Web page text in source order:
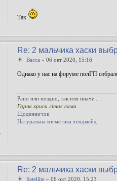
Так
Re: 2 мальчика хаски
Bacca » 06 окт 2020, 15:16
Однако у нас на форуме полГП
Рано или поздно, так или иначе...
Гарна криса літає сама
Щоденничок
Натуральна косметика хендмейд
Re: 2 мальчика хаски
Satellite» 06 окт 2020, 15:23